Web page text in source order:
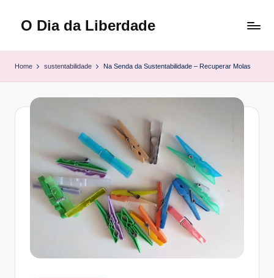
O Dia da Liberdade
Home sustentabilidade Na Senda da Sustentabilidade – Recuperar Molas